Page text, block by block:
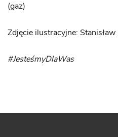
(gaz)
Zdjęcie ilustracyjne: Stanisław
#JesteśmyDlaWas